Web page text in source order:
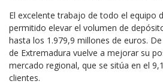
El excelente trabajo de todo el equipo
permitido elevar el volumen de
hasta los 1.979,9 millones de euros.
de Extremadura vuelve a mejorar su
mercado regional, que se sitúa en el
clientes.